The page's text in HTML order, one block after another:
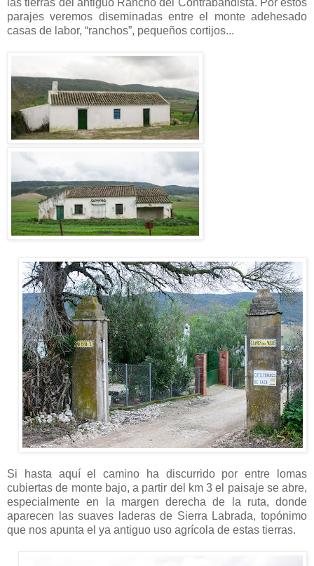
parajes veremos diseminadas entre el monte adehesado
casas de labor, “ranchos”, pequeños cortijos...
Si hasta aquí el camino ha discurrido por entre lomas
cubiertas de monte bajo, a partir del km 3 el paisaje se abre,
especialmente en la margen derecha de la ruta, donde
aparecen las suaves laderas de Sierra Labrada, topónimo
que nos apunta el ya antiguo uso agrícola de estas tierras.